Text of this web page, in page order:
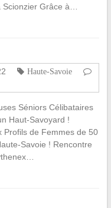
Scionzier Grâce à…
Haute-Savoie
Séniors Célibataires
Haut-Savoyard !
Profils de Femmes de 50
Savoie ! Rencontre